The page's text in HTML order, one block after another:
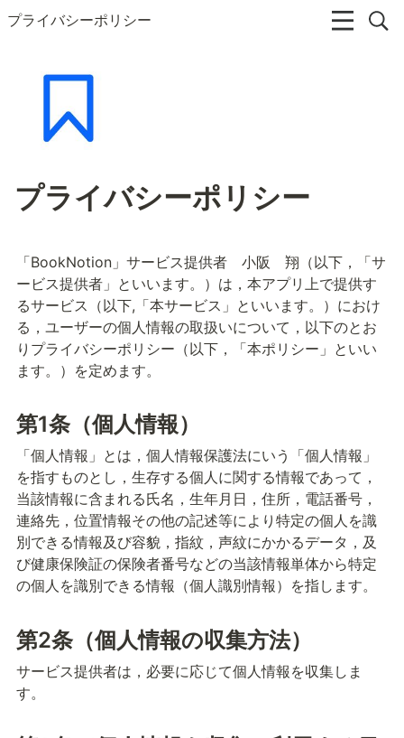
プライバシーポリシー
プライバシーポリシー
「BookNotion」サービス提供者　小阪　翔（以下，「サ
ービス提供者」といいます。）は，本アプリ上で提供す
るサービス（以下,「本サービス」といいます。）におけ
る，ユーザーの個人情報の取扱いについて，以下のとお
りプライバシーポリシー（以下，「本ポリシー」といい
ます。）を定めます。
第1条（個人情報）
「個人情報」とは，個人情報保護法にいう「個人情報」
を指すものとし，生存する個人に関する情報であって，
当該情報に含まれる氏名，生年月日，住所，電話番号，
連絡先，位置情報その他の記述等により特定の個人を識
別できる情報及び容貌，指紋，声紋にかかるデータ，及
び健康保険証の保険者番号などの当該情報単体から特定
の個人を識別できる情報（個人識別情報）を指します。
第2条（個人情報の収集方法）
サービス提供者は，必要に応じて個人情報を収集しま
す。